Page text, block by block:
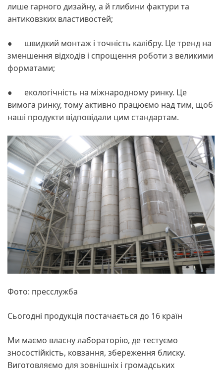
лише гарного дизайну, а й глибини фактури та
антиковзких властивостей;
● швидкий монтаж і точність калібру. Це тренд на
зменшення відходів і спрощення роботи з великими
форматами;
● екологічність на міжнародному ринку. Це
вимога ринку, тому активно працюємо над тим, щоб
наші продукти відповідали цим стандартам.
Фото: пресслужба
Сьогодні продукція постачається до 16 країн
Ми маємо власну лабораторію, де тестуємо
зносостійкість, ковзання, збереження блиску.
Виготовляємо для зовнішніх і громадських